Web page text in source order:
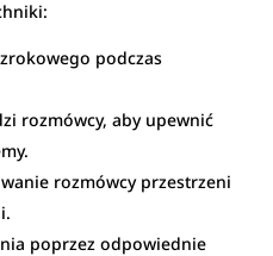
podczas
rozmówcy, aby upewnić
rozmówcy przestrzeni
poprzez odpowiednie